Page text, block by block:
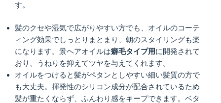
す。
髪のクセや湿気で広がりやすい方でも、オイルのコーテ
ィング効果でしっとりまとまり、朝のスタイリングも楽
になります。景ヘアオイルは癖毛タイプ用に開発されて
おり、うねりを抑えてツヤを与えてくれます。
オイルをつけると髪がペタンとしやすい細い髪質の方で
も大丈夫。揮発性のシリコン成分が配合されているため
髪が重たくならず、ふんわり感をキープできます。ベタ